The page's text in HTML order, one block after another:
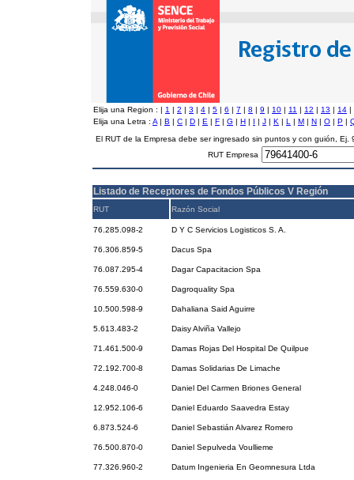
Elija una Region : | 1 | 2 | 3 | 4 | 5 | 6 | 7 | 8 | 9 | 10 | 11 | 12 | 13 | 14 |
Elija una Letra : A | B | C | D | E | F | G | H | I | J | K | L | M | N | O | P |
El RUT de la Empresa debe ser ingresado sin puntos y con guión, Ej.
RUT Empresa
Listado de Receptores de Fondos Públicos V Región
RUT Razón Social
76.285.098-2 D Y C Servicios Logisticos S. A.
76.306.859-5 Dacus Spa
76.087.295-4 Dagar Capacitacion Spa
76.559.630-0 Dagroquality Spa
10.500.598-9 Dahaliana Said Aguirre
5.613.483-2 Daisy Alviña Vallejo
71.461.500-9 Damas Rojas Del Hospital De Quilpue
72.192.700-8 Damas Solidarias De Limache
4.248.046-0 Daniel Del Carmen Briones General
12.952.106-6 Daniel Eduardo Saavedra Estay
6.873.524-6 Daniel Sebastián Alvarez Romero
76.500.870-0 Daniel Sepulveda Voullieme
77.326.960-2 Datum Ingenieria En Geomnesura Ltda